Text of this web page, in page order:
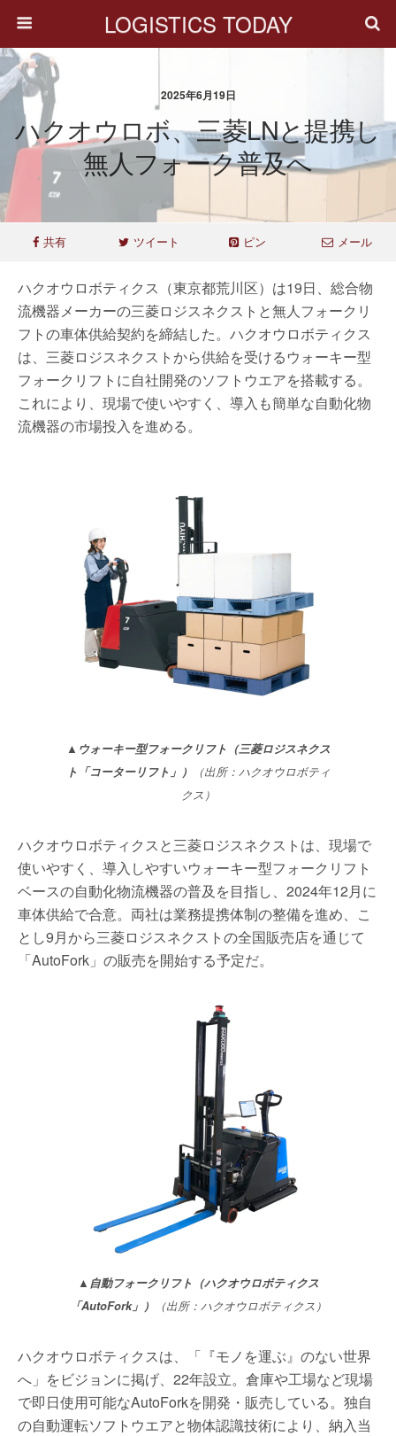
LOGISTICS TODAY
2025年6月19日
ハクオウロボ、三菱LNと提携し
無人フォーク普及へ
共有 ツイート ピン メール
ハクオウロボティクス（東京都荒川区）は19日、総合物
流機器メーカーの三菱ロジスネクストと無人フォークリ
フトの車体供給契約を締結した。ハクオウロボティクス
は、三菱ロジスネクストから供給を受けるウォーキー型
フォークリフトに自社開発のソフトウエアを搭載する。
これにより、現場で使いやすく、導入も簡単な自動化物
流機器の市場投入を進める。
▲ウォーキー型フォークリフト（三菱ロジスネクス
ト「コーターリフト」）
（出所：ハクオウロボティ
クス）
ハクオウロボティクスと三菱ロジスネクストは、現場で
使いやすく、導入しやすいウォーキー型フォークリフト
ベースの自動化物流機器の普及を目指し、2024年12月に
車体供給で合意。両社は業務提携体制の整備を進め、こ
とし9月から三菱ロジスネクストの全国販売店を通じて
「AutoFork」の販売を開始する予定だ。
▲自動フォークリフト（ハクオウロボティクス
「AutoFork」）
（出所：ハクオウロボティクス）
ハクオウロボティクスは、「『モノを運ぶ』のない世界
へ」をビジョンに掲げ、22年設立。倉庫や工場など現場
で即日使用可能なAutoForkを開発・販売している。独自
の自動運転ソフトウエアと物体認識技術により、納入当